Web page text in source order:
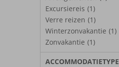
Excursiereis (1)
Verre reizen (1)
Winterzonvakantie (1)
Zonvakantie (1)
ACCOMMODATIETYPE